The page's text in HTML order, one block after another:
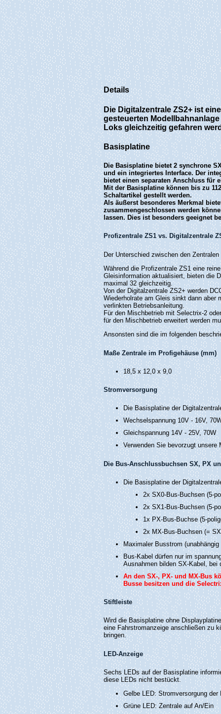
Details
Die Digitalzentrale ZS2+ ist
gesteuerten
Loks gleichzeitig gefahren
Basisplatine
Die Basisplatine bietet 2 synchrone
und ein integriertes Interface. Der
bietet einen separaten Anschluss für
Mit der Basisplatine können bis zu
Schaltartikel gestellt werden.
Als äußerst besonderes Merkmal
zusammengeschlossen werden
lassen. Dies ist besonders geeignet
Profizentrale ZS1 vs. Digitalzentrale
Der Unterschied zwischen den
Während die Profizentrale ZS1 eine
Gleisinformation aktualisiert, bieten die
maximal 32 gleichzeitig.
Von der Digitalzentrale ZS2+ werden
Wiederholrate am Gleis sinkt dann aber
verlinkten Betriebsanleitung.
Für den Mischbetrieb mit Selectrix-2
für den Mischbetrieb erweitert werden
Ansonsten sind die im folgenden
Maße Zentrale im Profigehäuse (mm)
18,5 x 12,0 x 9,0
Stromversorgung
Die Basisplatine der
Wechselspannung 10V - 16V,
Gleichspannung 14V - 25V, 70W
Verwenden Sie bevorzugt unsere
Die Bus-Anschlussbuchsen SX, PX
Die Basisplatine der
2x SX0-Bus-Buchsen (5-
2x SX1-Bus-Buchsen (5-
1x PX-Bus-Buchse (5-
2x MX-Bus-Buchsen (=
Maximaler Busstrom
Bus-Kabel dürfen nur im
Ausnahmen bilden SX-Kabel,
An den SX-, PX- und MX-Bus
Busse besitzen und die
Stiftleiste
Wird die Basisplatine ohne
eine Fahrstromanzeige anschließen zu
bringen.
LED-Anzeige
Sechs LEDs auf der Basisplatine
diese LEDs nicht bestückt.
Gelbe LED: Stromversorgung der
Grüne LED: Zentrale auf An/Ein